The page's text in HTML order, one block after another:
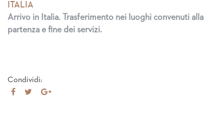
ITALIA
Arrivo in Italia. Trasferimento nei luoghi convenuti alla
partenza e fine dei servizi.
Condividi:
Share TweetShare